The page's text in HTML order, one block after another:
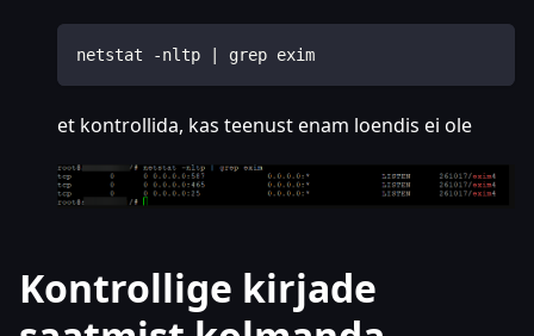
netstat -nltp | grep exim
et kontrollida, kas teenust enam loendis ei ole
Kontrollige kirjade